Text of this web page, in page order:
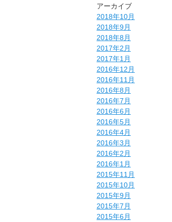
アーカイブ
2018年10月
2018年9月
2018年8月
2017年2月
2017年1月
2016年12月
2016年11月
2016年8月
2016年7月
2016年6月
2016年5月
2016年4月
2016年3月
2016年2月
2016年1月
2015年11月
2015年10月
2015年9月
2015年7月
2015年6月